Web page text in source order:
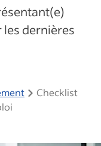
dernières
Checklist